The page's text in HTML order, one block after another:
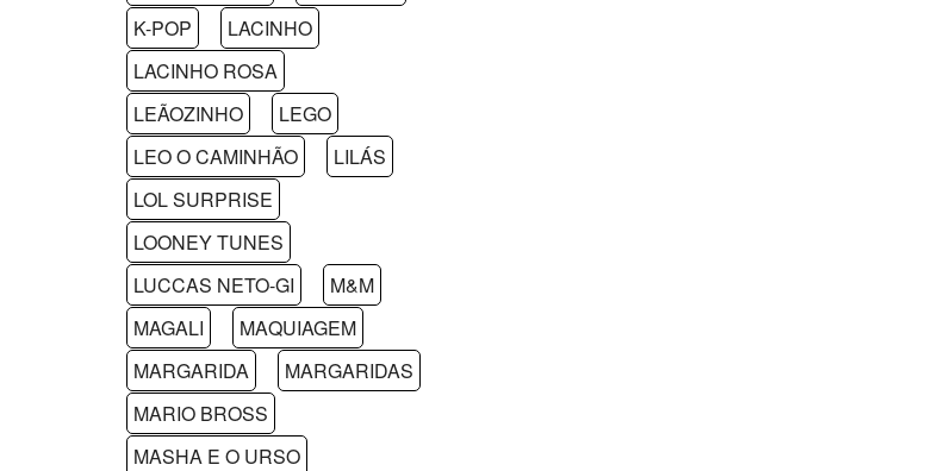
K-POP
LACINHO
LACINHO ROSA
LEÃOZINHO
LEGO
LEO O CAMINHÃO
LILÁS
LOL SURPRISE
LOONEY TUNES
LUCCAS NETO-GI
M&M
MAGALI
MAQUIAGEM
MARGARIDA
MARGARIDAS
MARIO BROSS
MASHA E O URSO